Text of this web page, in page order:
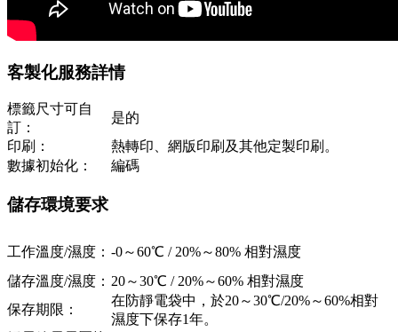
客製化服務詳情
標籤尺寸可自
訂：
是的
印刷：
熱轉印、網版印刷及其他定製印刷。
數據初始化：
編碼
儲存環境要求
工作溫度/濕度： -0～60℃ / 20%～80% 相對濕度
儲存溫度/濕度： 20～30℃ / 20%～60% 相對濕度
保存期限：
在防靜電袋中，於20～30℃/20%～60%相對
濕度下保存1年。